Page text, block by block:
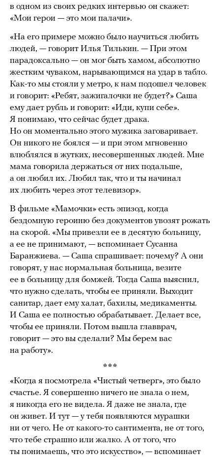
в одном из своих редких интервью он скажет:
«Мои герои — это мои палачи».
«На его примере можно было научиться любить
людей, — говорит Илья Тилькин. — При этом
парадоксально — он мог быть хамом, абсолютно
жестким чуваком, нарывающимся на удар в табло.
Как-то мы стояли у метро, к нам подошел человек
и говорит: «Ребят, зажигалочки не будет?» Саша
ему дает рубль и говорит: «Иди, купи себе».
Я понимаю, что сейчас будет драка.
Но он моментально этого мужика заговаривает.
Он никого не боялся — и при этом мгновенно
влюблялся в жутких, несовершенных людей. Мне
мама говорила держаться от них подальше,
а он любил их. Любил так, что и ты начинал
их любить через этот телевизор».
В фильме «Мамочки» есть эпизод, когда
бездомную героиню без документов увозят рожать
на скорой. «Мы привезли ее в десятую больницу,
а ее не принимают, — вспоминает Сусанна
Баранжиева. — Саша спрашивает: почему? А они
говорят, у нас нормальная больница, везите
ее в больницу для бомжей. Тогда Саша выяснил,
что нужно сделать, чтобы ее приняли. Выходит
санитар, дает ему халат, бахилы, медикаменты.
И Саша ее полностью обрабатывает. Делает все,
чтобы ее приняли. Потом вышла главврач,
говорит — это вы сделали? Мы берем вас
на работу».
***
«Когда я посмотрела «Чистый четверг», это было
счастье. Я совершенно ничего не знала о нем,
я никогда его не видела. Я даже не знала, где
он живет. И тут — у тебя появляются мурашки
ни от чего. Не от какого-то сантимента, не от того,
что тебе страшно или жалко. А от того, что
ты понимаешь, что это искусство», — вспоминает